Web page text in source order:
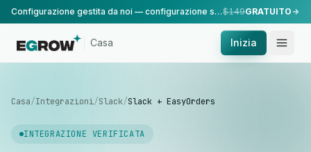
Configurazione gestita da noi — configurazione standard, eseguita dal nostro team.$149GRATUITO
Casa Inizia
Casa/Integrazioni/Slack/Slack + EasyOrders
INTEGRAZIONE VERIFICATA